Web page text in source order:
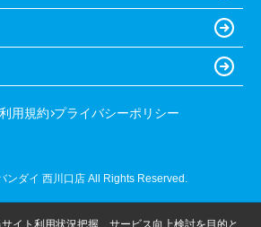
利用規約 プライバシーポリシー
ンダイ 西川口店 All Rights Reserved.
イト利用状況把握、サービス向上検討を目的と